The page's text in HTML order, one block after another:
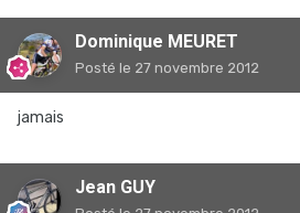
Dominique MEURET
Posté le 27 novembre 2012
jamais
Jean GUY